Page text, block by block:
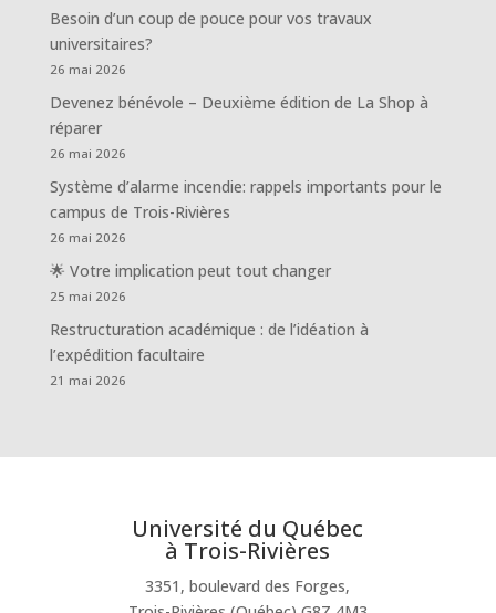
Besoin d’un coup de pouce pour vos travaux
universitaires?
26 mai 2026
Devenez bénévole – Deuxième édition de La Shop à
réparer
26 mai 2026
Système d’alarme incendie: rappels importants pour le
campus de Trois-Rivières
26 mai 2026
🌟 Votre implication peut tout changer
25 mai 2026
Restructuration académique : de l’idéation à
l’expédition facultaire
21 mai 2026
Université du Québec
à Trois-Rivières
3351, boulevard des Forges,